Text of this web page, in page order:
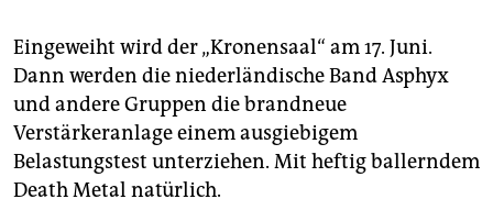
Eingeweiht wird der „Kronensaal“ am 17. Juni.
Dann werden die niederländische Band Asphyx
und andere Gruppen die brandneue
Verstärkeranlage einem ausgiebigem
Belastungstest unterziehen. Mit heftig ballerndem
Death Metal natürlich.